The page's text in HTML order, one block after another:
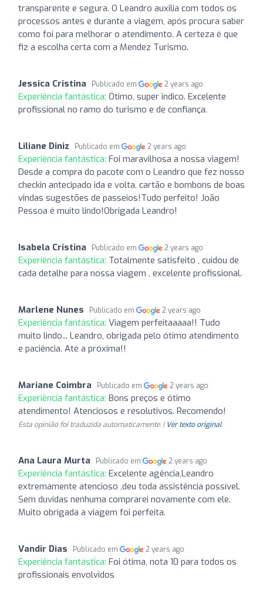
transparente e segura. O Leandro auxilia com todos os
processos antes e durante a viagem, após procura saber
como foi para melhorar o atendimento. A certeza é que
fiz a escolha certa com a Mendez Turismo.
Jessica Cristina Publicado em 2 years ago
Experiência fantástica: Ótimo, super indico. Excelente
profissional no ramo do turismo e de confiança.
Liliane Diniz Publicado em 2 years ago
Experiência fantástica: Foi maravilhosa a nossa viagem!
Desde a compra do pacote com o Leandro que fez nosso
checkin antecipado ida e volta, cartão e bombons de boas
vindas sugestões de passeios!Tudo perfeito! João
Pessoa é muito lindo!Obrigada Leandro!
Isabela Cristina Publicado em 2 years ago
Experiência fantástica: Totalmente satisfeito , cuidou de
cada detalhe para nossa viagem , excelente profissional.
Marlene Nunes Publicado em 2 years ago
Experiência fantástica: Viagem perfeitaaaaa!! Tudo
muito lindo... Leandro, obrigada pelo ótimo atendimento
e paciência. Até a próxima!!
Mariane Coimbra Publicado em 2 years ago
Experiência fantástica: Bons preços e ótimo
atendimento! Atenciosos e resolutivos. Recomendo!
Esta opinião foi traduzida automaticamente. | Ver texto original
Ana Laura Murta Publicado em 2 years ago
Experiência fantástica: Excelente agência,Leandro
extremamente atencioso ,deu toda assistência possível.
Sem duvidas nenhuma comprarei novamente com ele.
Muito obrigada a viagem foi perfeita.
Vandir Dias Publicado em 2 years ago
Experiência fantástica: Foi ótima, nota 10 para todos os
profissionais envolvidos